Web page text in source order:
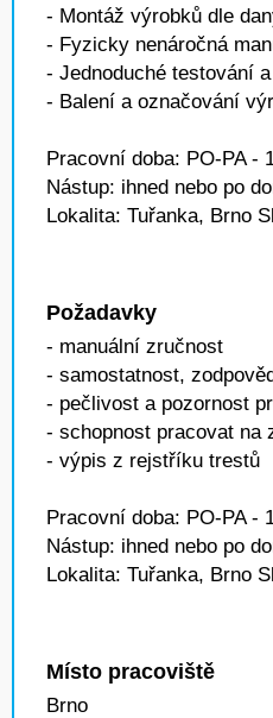
- Montáž výrobků dle
- Fyzicky nenáročná
- Jednoduché testování
- Balení a označování
Pracovní doba: PO-PA -
Nástup: ihned nebo po
Lokalita: Tuřanka, Brno
Požadavky
- manuální zručnost
- samostatnost,
- pečlivost a pozornost
- schopnost pracovat na
- výpis z rejstříku trestů
Pracovní doba: PO-PA -
Nástup: ihned nebo po
Lokalita: Tuřanka, Brno
Místo pracoviště
Brno